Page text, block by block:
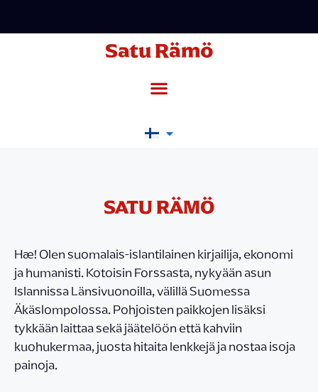
Satu Rämö
SATU RÄMÖ
Hæ! Olen suomalais-islantilainen kirjailija, ekonomi
ja humanisti. Kotoisin Forssasta, nykyään asun
Islannissa Länsivuonoilla, välillä Suomessa
Äkäslompolossa. Pohjoisten paikkojen lisäksi
tykkään laittaa sekä jäätelöön että kahviin
kuohukermaa, juosta hitaita lenkkejä ja nostaa isoja
painoja.